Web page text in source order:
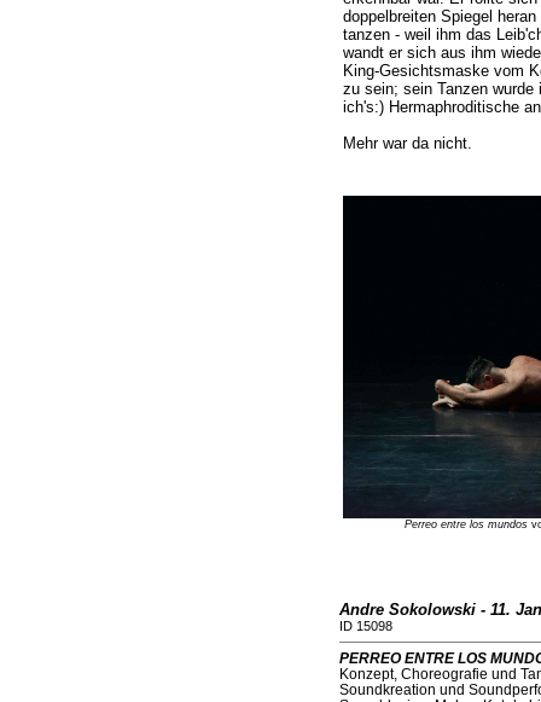
doppelbreiten Spiegel
tanzen - weil ihm das
wandt er sich aus ihm
King-Gesichtsmaske vom
zu sein; sein Tanzen
ich's:) Hermaphroditische
Mehr war da nicht.
Perreo entre los mundos
Andre Sokolowski - 11.
ID 15098
PERREO ENTRE LOS
Konzept, Choreografie und
Soundkreation und